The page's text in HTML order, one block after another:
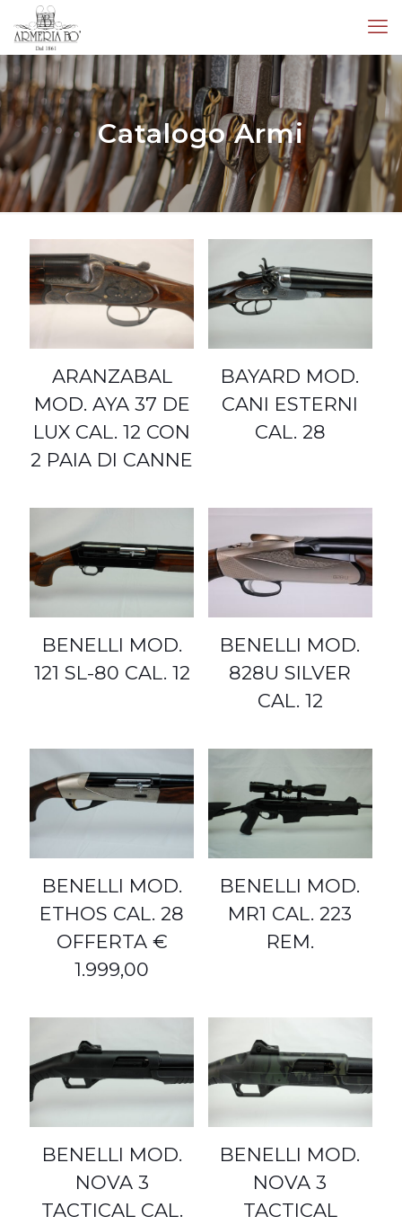
Catalogo Armi
ARANZABAL
MOD. AYA 37 DE
LUX CAL. 12 CON
2 PAIA DI CANNE
BAYARD MOD.
CANI ESTERNI
CAL. 28
BENELLI MOD.
121 SL-80 CAL. 12
BENELLI MOD.
828U SILVER
CAL. 12
BENELLI MOD.
ETHOS CAL. 28
OFFERTA €
1.999,00
BENELLI MOD.
MR1 CAL. 223
REM.
BENELLI MOD.
NOVA 3
TACTICAL CAL.
BENELLI MOD.
NOVA 3
TACTICAL